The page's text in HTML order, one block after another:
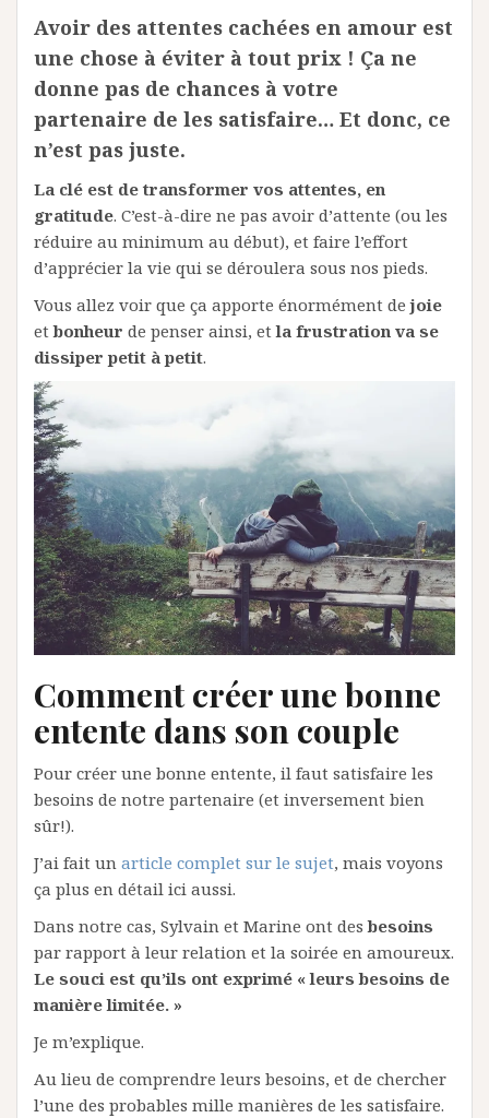
Avoir des attentes cachées en amour est
une chose à éviter à tout prix ! Ça ne
donne pas de chances à votre
partenaire de les satisfaire… Et donc, ce
n’est pas juste.
La clé est de transformer vos attentes, en
gratitude. C’est-à-dire ne pas avoir d’attente (ou les
réduire au minimum au début), et faire l’effort
d’apprécier la vie qui se déroulera sous nos pieds.
Vous allez voir que ça apporte énormément dejoie
etbonheur de penser ainsi, etla frustration va se
dissiper petit à petit.
Comment créer une bonne
entente dans son couple
Pour créer une bonne entente, il faut satisfaire les
besoins de notre partenaire (et inversement bien
sûr!).
J’ai fait un article complet sur le sujet, mais voyons
ça plus en détail ici aussi.
Dans notre cas, Sylvain et Marine ont desbesoins
par rapport à leur relation et la soirée en amoureux.
Le souci est qu’ils ont exprimé « leurs besoins de
manière limitée. »
Je m’explique.
Au lieu de comprendre leurs besoins, et de chercher
l’une des probables mille manières de les satisfaire.